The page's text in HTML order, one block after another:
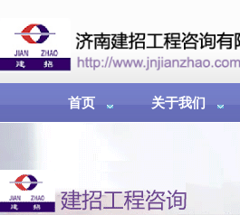
首页 关于我们